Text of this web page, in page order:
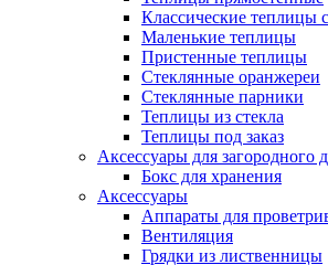
Классические теплицы
Маленькие теплицы
Пристенные теплицы
Стеклянные оранжереи
Стеклянные парники
Теплицы из стекла
Теплицы под заказ
Аксессуары для загородного
Бокс для хранения
Аксессуары
Аппараты для
Вентиляция
Грядки из лиственницы